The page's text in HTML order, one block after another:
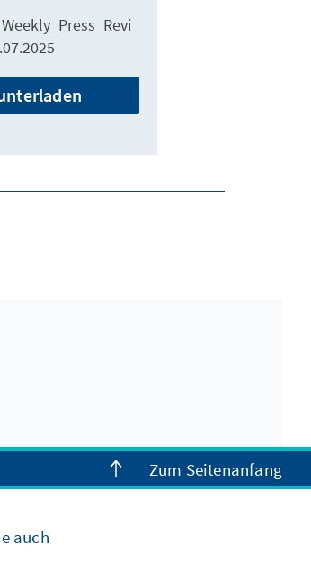
Zum Seitenanfang
auch